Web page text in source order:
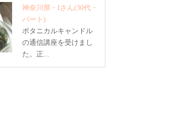
神奈川県・Iさん(30代・
パート)
ボタニカルキャンドル
の通信講座を受けまし
た。正...